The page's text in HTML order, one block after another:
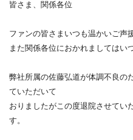
ニ
皆さま、関係各位
ファンの皆さまいつも温かいご声
また関係各位におかれましてはい
弊社所属の佐藤弘道が体調不良の
ていただいて
おりましたがこの度退院させてい
す。